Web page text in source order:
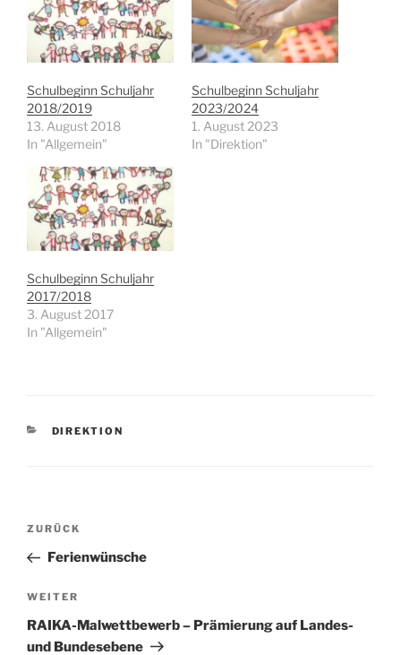
Schulbeginn Schuljahr
2018/2019
13. August 2018
In "Allgemein"
Schulbeginn Schuljahr
2023/2024
1. August 2023
In "Direktion"
Schulbeginn Schuljahr
2017/2018
3. August 2017
In "Allgemein"
KATEGORIEN
DIREKTION
Beitragsnavigation
Vorheriger
Beitrag
ZURÜCK
Ferienwünsche
Nächster
Beitrag
WEITER
RAIKA-Malwettbewerb – Prämierung auf Landes-
und Bundesebene